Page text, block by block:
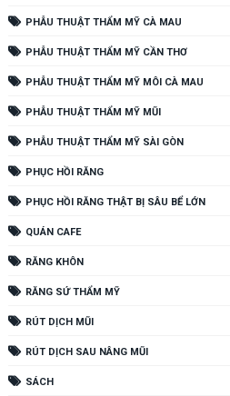
PHẪU THUẬT THẨM MỸ CÀ MAU
PHẪU THUẬT THẨM MỸ CẦN THƠ
PHẪU THUẬT THẨM MỸ MÔI CÀ MAU
PHẪU THUẬT THẨM MỸ MŨI
PHẪU THUẬT THẨM MỸ SÀI GÒN
PHỤC HỒI RĂNG
PHỤC HỒI RĂNG THẬT BỊ SÂU BỂ LỚN
QUÁN CAFE
RĂNG KHÔN
RĂNG SỨ THẨM MỸ
RÚT DỊCH MŨI
RÚT DỊCH SAU NÂNG MŨI
SÁCH